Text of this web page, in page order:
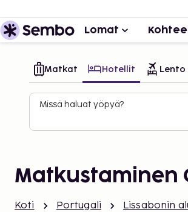
Lomat
Matkat Hotellit Lento
Missä haluat yöpyä?
Matkustaminen
Koti Portugali Lissabonin